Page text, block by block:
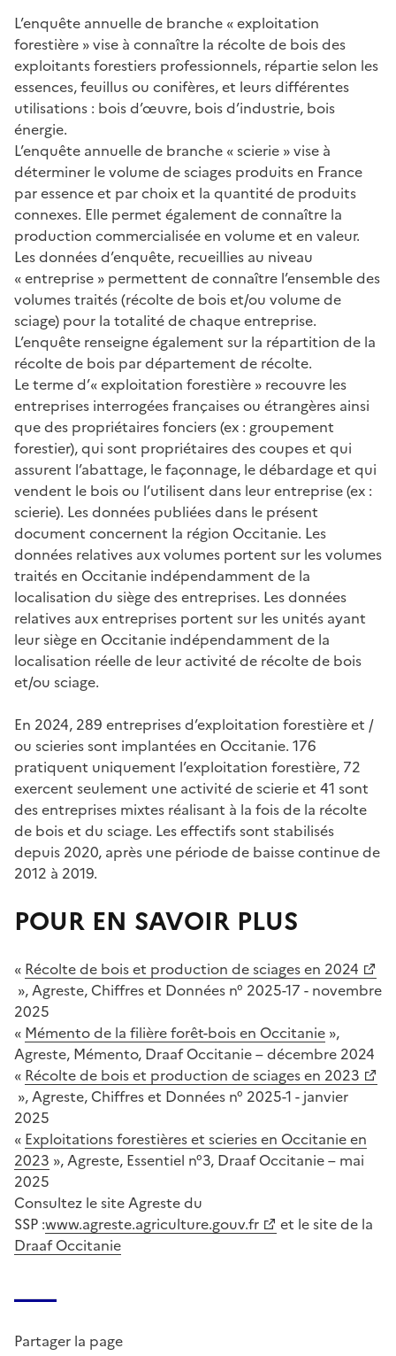
L’enquête annuelle de branche « exploitation
forestière » vise à connaître la récolte de bois des
exploitants forestiers professionnels, répartie selon les
essences, feuillus ou conifères, et leurs différentes
utilisations : bois d’œuvre, bois d’industrie, bois
énergie.
L’enquête annuelle de branche « scierie » vise à
déterminer le volume de sciages produits en France
par essence et par choix et la quantité de produits
connexes. Elle permet également de connaître la
production commercialisée en volume et en valeur.
Les données d’enquête, recueillies au niveau
« entreprise » permettent de connaître l’ensemble des
volumes traités (récolte de bois et/ou volume de
sciage) pour la totalité de chaque entreprise.
L’enquête renseigne également sur la répartition de la
récolte de bois par département de récolte.
Le terme d’« exploitation forestière » recouvre les
entreprises interrogées françaises ou étrangères ainsi
que des propriétaires fonciers (ex : groupement
forestier), qui sont propriétaires des coupes et qui
assurent l’abattage, le façonnage, le débardage et qui
vendent le bois ou l’utilisent dans leur entreprise (ex :
scierie). Les données publiées dans le présent
document concernent la région Occitanie. Les
données relatives aux volumes portent sur les volumes
traités en Occitanie indépendamment de la
localisation du siège des entreprises. Les données
relatives aux entreprises portent sur les unités ayant
leur siège en Occitanie indépendamment de la
localisation réelle de leur activité de récolte de bois
et/ou sciage.
En 2024, 289 entreprises d’exploitation forestière et /
ou scieries sont implantées en Occitanie. 176
pratiquent uniquement l’exploitation forestière, 72
exercent seulement une activité de scierie et 41 sont
des entreprises mixtes réalisant à la fois de la récolte
de bois et du sciage. Les effectifs sont stabilisés
depuis 2020, après une période de baisse continue de
2012 à 2019.
POUR EN SAVOIR PLUS
« Récolte de bois et production de sciages en 2024
», Agreste, Chiffres et Données n° 2025-17 - novembre
2025
« Mémento de la filière forêt-bois en Occitanie »,
Agreste, Mémento, Draaf Occitanie – décembre 2024
« Récolte de bois et production de sciages en 2023
», Agreste, Chiffres et Données n° 2025-1 - janvier
2025
« Exploitations forestières et scieries en Occitanie en
2023 », Agreste, Essentiel n°3, Draaf Occitanie – mai
2025
Consultez le site Agreste du
SSP :www.agreste.agriculture.gouv.fr
et le site de la
Draaf Occitanie
Partager la page